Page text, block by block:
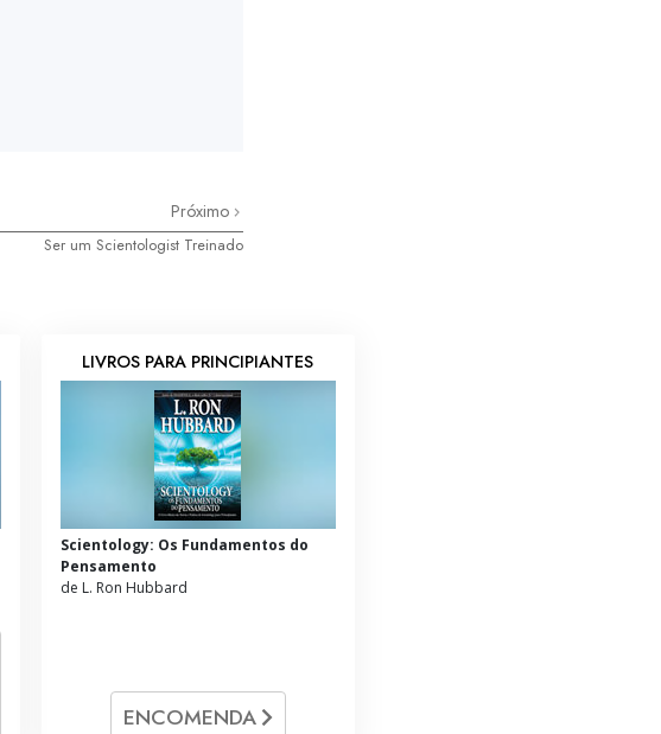
Próximo
Ser um Scientologist Treinado
LIVROS PARA PRINCIPIANTES
Scientology: Os Fundamentos do
Pensamento
de L. Ron Hubbard
ENCOMENDA